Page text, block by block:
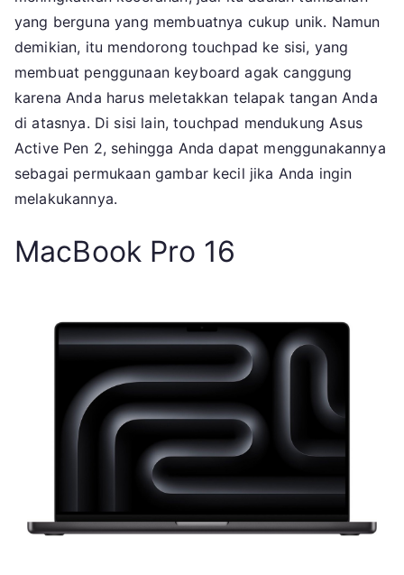
yang berguna yang membuatnya cukup unik. Namun
demikian, itu mendorong touchpad ke sisi, yang
membuat penggunaan keyboard agak canggung
karena Anda harus meletakkan telapak tangan Anda
di atasnya. Di sisi lain, touchpad mendukung Asus
Active Pen 2, sehingga Anda dapat menggunakannya
sebagai permukaan gambar kecil jika Anda ingin
melakukannya.
MacBook Pro 16